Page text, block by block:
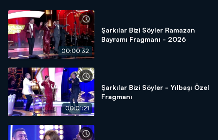
00:00:32
Şarkılar Bizi Söyler Ramazan
Bayramı Fragmanı - 2026
00:01:21
Şarkılar Bizi Söyler - Yılbaşı Özel
Fragmanı